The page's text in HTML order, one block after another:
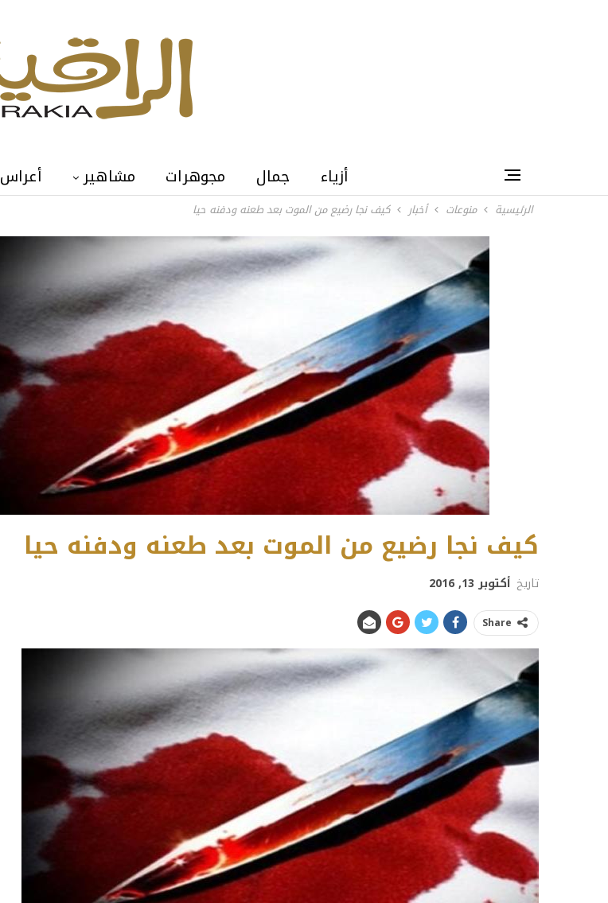
أزياء جمال مجوهرات مشاهير أعراس
الرئيسية منوعات أخبار كيف نجا رضيع من الموت بعد طعنه ودفنه حيا
كيف نجا رضيع من الموت بعد طعنه ودفنه حيا
تاريخ أكتوبر 13, 2016
Share